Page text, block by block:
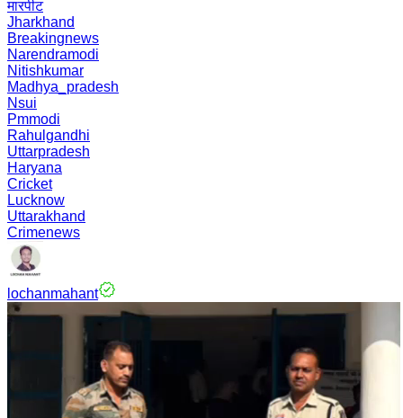
मारपीट
Jharkhand
Breakingnews
Narendramodi
Nitishkumar
Madhya_pradesh
Nsui
Pmmodi
Rahulgandhi
Uttarpradesh
Haryana
Cricket
Lucknow
Uttarakhand
Crimenews
lochanmahant